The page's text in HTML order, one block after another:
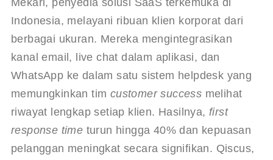
Mekari, penyedia solusi SaaS terkemuka di
Indonesia, melayani ribuan klien korporat dari
berbagai ukuran. Mereka mengintegrasikan
kanal email, live chat dalam aplikasi, dan
WhatsApp ke dalam satu sistem helpdesk yang
memungkinkan tim customer success melihat
riwayat lengkap setiap klien. Hasilnya, first
response time turun hingga 40% dan kepuasan
pelanggan meningkat secara signifikan. Qiscus,